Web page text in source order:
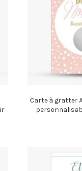
Carte à gratter